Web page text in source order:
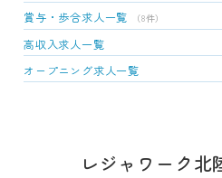
賞与・歩合求人一覧 （8件）
高収入求人一覧
オープニング求人一覧
レジャワーク北